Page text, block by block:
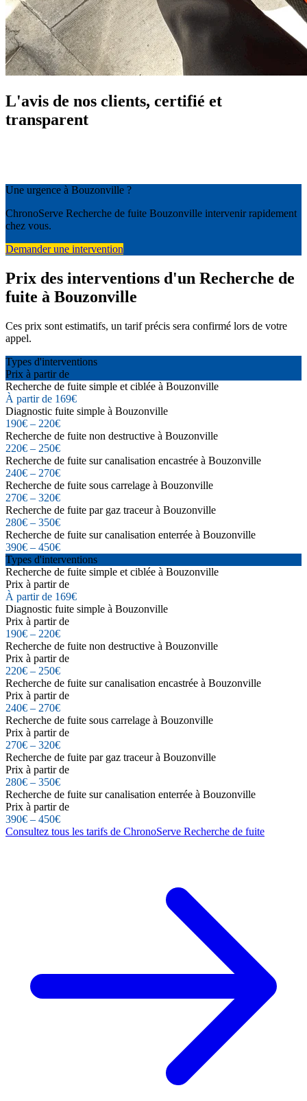
L'avis de nos clients, certifié et
transparent
Une urgence à Bouzonville ?
ChronoServe Recherche de fuite Bouzonville intervenir rapidement
chez vous.
Demander une intervention
Prix des interventions d'un Recherche de
fuite à Bouzonville
Ces prix sont estimatifs, un tarif précis sera confirmé lors de votre
appel.
Types d'interventions
Prix à partir de
Recherche de fuite simple et ciblée à Bouzonville
À partir de 169€
Diagnostic fuite simple à Bouzonville
190€ – 220€
Recherche de fuite non destructive à Bouzonville
220€ – 250€
Recherche de fuite sur canalisation encastrée à Bouzonville
240€ – 270€
Recherche de fuite sous carrelage à Bouzonville
270€ – 320€
Recherche de fuite par gaz traceur à Bouzonville
280€ – 350€
Recherche de fuite sur canalisation enterrée à Bouzonville
390€ – 450€
Types d'interventions
Recherche de fuite simple et ciblée à Bouzonville
Prix à partir de
À partir de 169€
Diagnostic fuite simple à Bouzonville
Prix à partir de
190€ – 220€
Recherche de fuite non destructive à Bouzonville
Prix à partir de
220€ – 250€
Recherche de fuite sur canalisation encastrée à Bouzonville
Prix à partir de
240€ – 270€
Recherche de fuite sous carrelage à Bouzonville
Prix à partir de
270€ – 320€
Recherche de fuite par gaz traceur à Bouzonville
Prix à partir de
280€ – 350€
Recherche de fuite sur canalisation enterrée à Bouzonville
Prix à partir de
390€ – 450€
Consultez tous les tarifs de ChronoServe Recherche de fuite